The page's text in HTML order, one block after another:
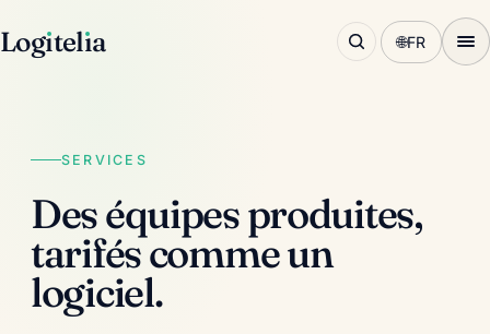
Logıtelıa 🌐FR
SERVICES
Des équipes produites,
tarifés comme un
logiciel.